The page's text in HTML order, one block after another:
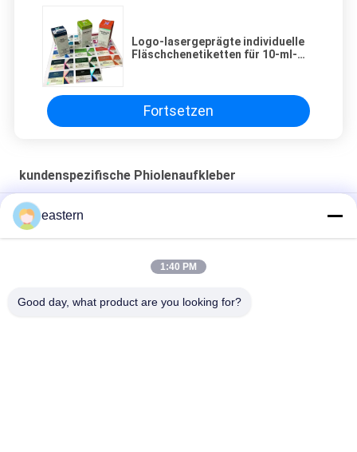
Logo-lasergeprägte individuelle
Fläschchenetiketten für 10-ml-
Fortsetzen
kundenspezifische Phiolenaufkleber
Sus 250 10 ml Glasflaschen Etiketten
Aufkleber für 10 ml Flaschen
HG H 100IU 10 FLAGEN Etiketten Somatropin 1
eastern
1:40 PM
Good day, what product are you looking for?